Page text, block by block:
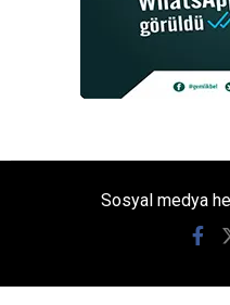
Sosyal medya